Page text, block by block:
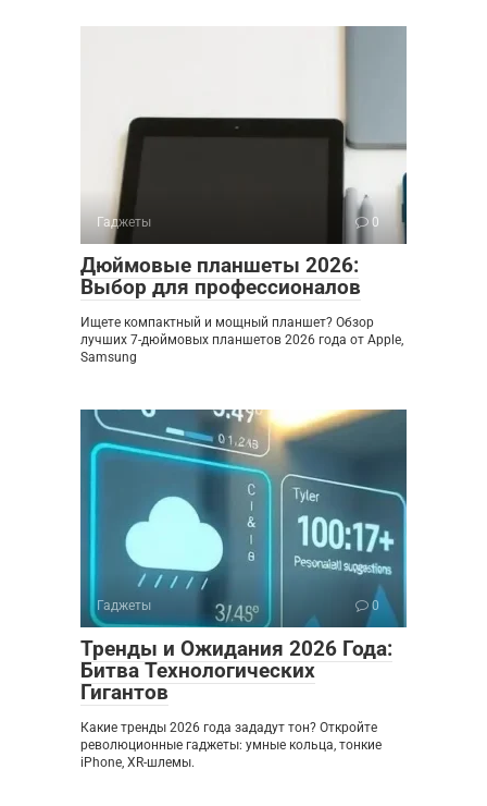
Гаджеты 0
Дюймовые планшеты 2026:
Выбор для профессионалов
Ищете компактный и мощный планшет? Обзор
лучших 7-дюймовых планшетов 2026 года от Apple,
Samsung
Гаджеты 0
Тренды и Ожидания 2026 Года:
Битва Технологических
Гигантов
Какие тренды 2026 года зададут тон? Откройте
революционные гаджеты: умные кольца, тонкие
iPhone, XR-шлемы.